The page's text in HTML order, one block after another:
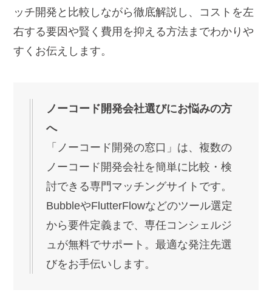
ッチ開発と比較しながら徹底解説し、コストを左
右する要因や賢く費用を抑える方法までわかりや
すくお伝えします。
ノーコード開発会社選びにお悩みの方
へ
「ノーコード開発の窓口」は、複数の
ノーコード開発会社を簡単に比較・検
討できる専門マッチングサイトです。
BubbleやFlutterFlowなどのツール選定
から要件定義まで、専任コンシェルジ
ュが無料でサポート。最適な発注先選
びをお手伝いします。